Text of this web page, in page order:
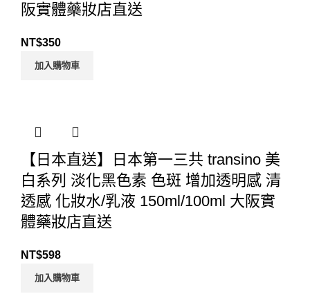
阪實體藥妝店直送
NT$350
加入購物車
【日本直送】日本第一三共 transino 美
白系列 淡化黑色素 色斑 增加透明感 清
透感 化妝水/乳液 150ml/100ml 大阪實
體藥妝店直送
NT$598
加入購物車